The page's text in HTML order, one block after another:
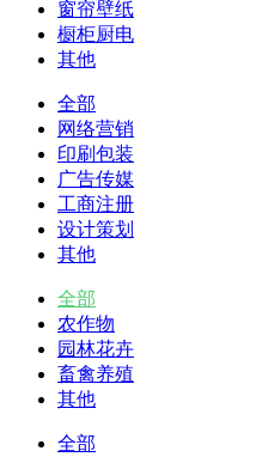
窗帘壁纸
橱柜厨电
其他
全部
网络营销
印刷包装
广告传媒
工商注册
设计策划
其他
全部
农作物
园林花卉
畜禽养殖
其他
全部